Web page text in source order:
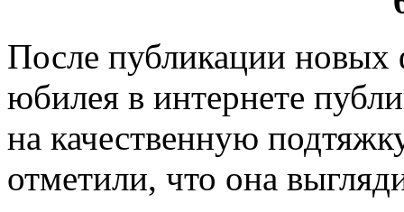
После публикации новых
юбилея в интернете
на качественную
отметили, что она